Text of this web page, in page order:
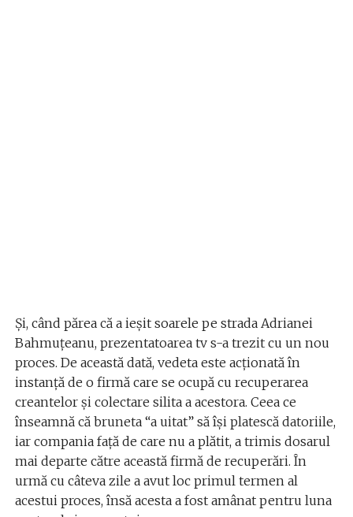
Și, când părea că a ieșit soarele pe strada Adrianei
Bahmuțeanu, prezentatoarea tv s-a trezit cu un nou
proces. De această dată, vedeta este acționată în
instanță de o firmă care se ocupă cu recuperarea
creantelor și colectare silita a acestora. Ceea ce
înseamnă că bruneta “a uitat” să își platescă datoriile,
iar compania față de care nu a plătit, a trimis dosarul
mai departe către această firmă de recuperări. În
urmă cu câteva zile a avut loc primul termen al
acestui proces, însă acesta a fost amânat pentru luna